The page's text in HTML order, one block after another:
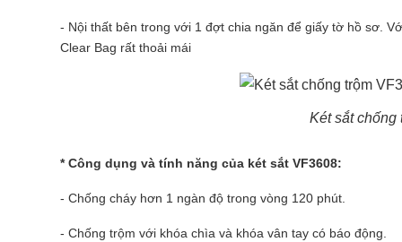
- Nội thất bên trong với 1 đợt chia ngăn để giấy tờ hồ sơ.
Clear Bag rất thoải mái
Két sắt chống
* Công dụng và tính năng của két sắt VF3608:
- Chống cháy hơn 1 ngàn độ trong vòng 120 phút.
- Chống trộm với khóa chìa và khóa vân tay có báo động.